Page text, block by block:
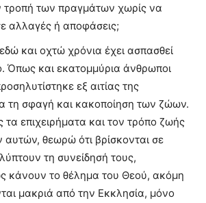
τροπή των πραγμάτων χωρίς να
αλλαγές ή αποφάσεις;
και οχτώ χρόνια έχει ασπασθεί
Όπως και εκατομμύρια άνθρωποι
εξ αιτίας της
τη σφαγή και κακοποίηση των ζώων.
επιχειρήματα και τον τρόπο ζωής
θεωρώ ότι βρίσκονται σε
τη συνείδησή τους,
κάνουν το θέλημα του Θεού, ακόμη
μακριά από την Εκκλησία, μόνο